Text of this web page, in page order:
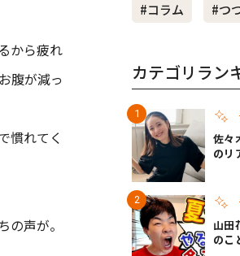
から疲れ
腹が減っ
慣れてく
声が。
#コラム
#つ
カテゴリラン
佐々
のリ
山田
のこ